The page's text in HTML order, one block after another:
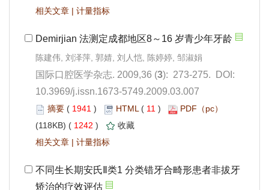
|
): 273-275. DOI:
10.3969/j.issn.1673-5749.2009.03.007
1941 ) 11 )
1242 )
|